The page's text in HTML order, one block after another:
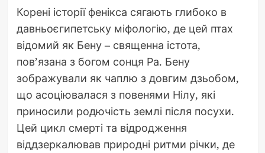
Корені історії фенікса сягають глибоко в
давньоєгипетську міфологію, де цей птах
відомий як Бену – священна істота,
пов’язана з богом сонця Ра. Бену
зображували як чаплю з довгим дзьобом,
що асоціювалася з повенями Нілу, які
приносили родючість землі після посухи.
Цей цикл смерті та відродження
віддзеркалював природні ритми річки, де